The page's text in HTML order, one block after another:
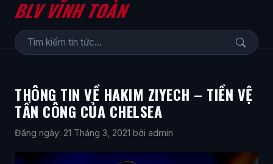
BLV VĨNH TOÀN
THÔNG TIN VỀ HAKIM ZIYECH – TIỀN VỆ
TẤN CÔNG CỦA CHELSEA
Đăng ngày: 21 Tháng 3, 2021 bởi admin